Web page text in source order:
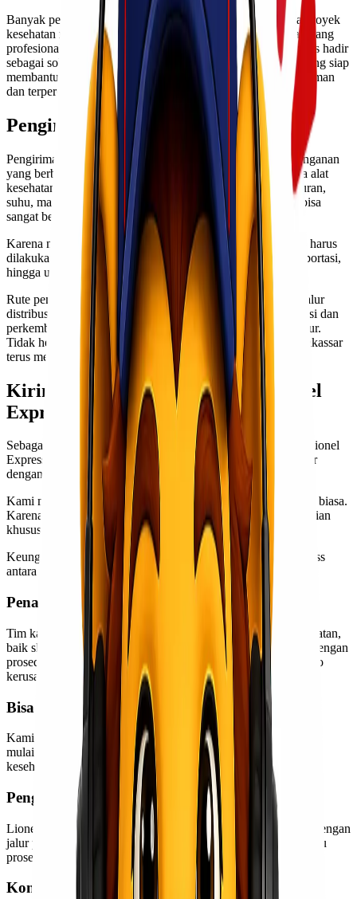
Banyak perusahaan, rumah sakit, klinik, distributor, hingga proyek
kesehatan membutuhkan layanan pengiriman alat kesehatan yang
profesional dan berpengalaman. Karena itulah, Lionel Express hadir
sebagai solusi pengiriman alat kesehatan Jakarta Makassar yang siap
membantu kebutuhan distribusi kamu dengan layanan yang aman
dan terpercaya.
Pengiriman Alat Kesehatan
Pengiriman alat kesehatan atau alkes memiliki standar penanganan
yang berbeda dibanding pengiriman barang biasa. Beberapa alat
kesehatan memiliki tingkat sensitivitas tinggi terhadap benturan,
suhu, maupun kelembapan. Selain itu, ukuran barang juga bisa
sangat beragam.
Karena nilainya yang cukup tinggi, proses pengiriman alkes harus
dilakukan secara hati-hati mulai dari packing, loading, transportasi,
hingga unloading di lokasi tujuan.
Rute pengiriman Jakarta Makassar juga menjadi salah satu jalur
distribusi penting karena Makassar merupakan pusat distribusi dan
perkembangan fasilitas kesehatan di kawasan Indonesia Timur.
Tidak heran jika kebutuhan pengiriman alat kesehatan ke Makassar
terus meningkat setiap tahunnya.
Kirim Alat Kesehatan Bersama Lionel
Express
Sebagai perusahaan logistik dan jasa cargo berpengalaman, Lionel
Express melayani pengiriman alat kesehatan Jakarta Makassar
dengan sistem pengiriman yang lebih aman dan profesional.
Kami memahami bahwa alat kesehatan bukan sekadar barang biasa.
Karena itu, setiap proses pengiriman dilakukan dengan perhatian
khusus agar barang tetap aman sampai tujuan.
Keunggulan pengiriman alat kesehatan bersama Lionel Express
antara lain:
Penanganan Aman dan Profesional
Tim kami berpengalaman menangani berbagai jenis alat kesehatan,
baik skala kecil maupun project besar. Barang akan diproses dengan
prosedur handling yang lebih aman untuk meminimalkan risiko
kerusakan.
Bisa Kirim Berbagai Jenis Alkes
Kami melayani pengiriman berbagai kebutuhan alat kesehatan,
mulai dari sparepart medis, alat laboratorium, hingga mesin
kesehatan berukuran besar.
Pengiriman Jakarta Makassar
Lionel Express melayani pengiriman cargo Jakarta Makassar dengan
jalur pengiriman yang efisien dan terjadwal sehingga membantu
proses distribusi lebih cepat.
Konsultasi Pengiriman